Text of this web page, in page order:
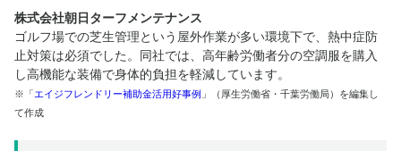
株式会社朝日ターフメンテナンス
ゴルフ場での芝生管理という屋外作業が多い環境下で、熱中症防
止対策は必須でした。同社では、高年齢労働者分の空調服を購入
し高機能な装備で身体的負担を軽減しています。
※「エイジフレンドリー補助金活用好事例 」（厚生労働省・千葉労働局）を編集し
て作成